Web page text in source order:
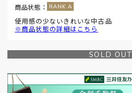
商品状態：
使用感の少ないきれいな中古品
※商品状態の詳細はこちら
SOLD OUT